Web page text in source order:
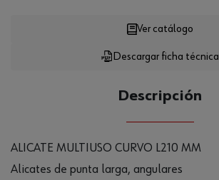
Descargar ficha técnica
Ver catálogo
Descripción
ALICATE MULTIUSO CURVO L210 MM
Alicates de punta larga, angulares